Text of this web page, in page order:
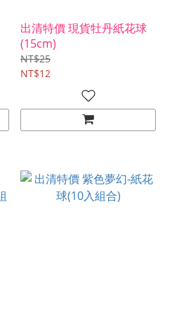
出清特價 現貨牡丹紙花球
(15cm)
NT$25
NT$12